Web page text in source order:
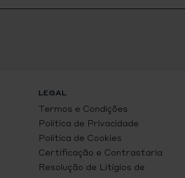
LEGAL
Termos e Condições
Política de Privacidade
Política de Cookies
Certificação e Contrastaria
Resolução de Litígios de